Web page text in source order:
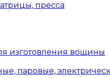
пресса
изготовления вощины
паровые,